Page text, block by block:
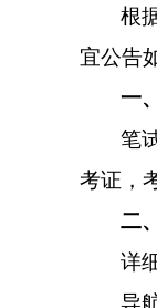
根
宜公告
一
笔
考证，
二
详
导